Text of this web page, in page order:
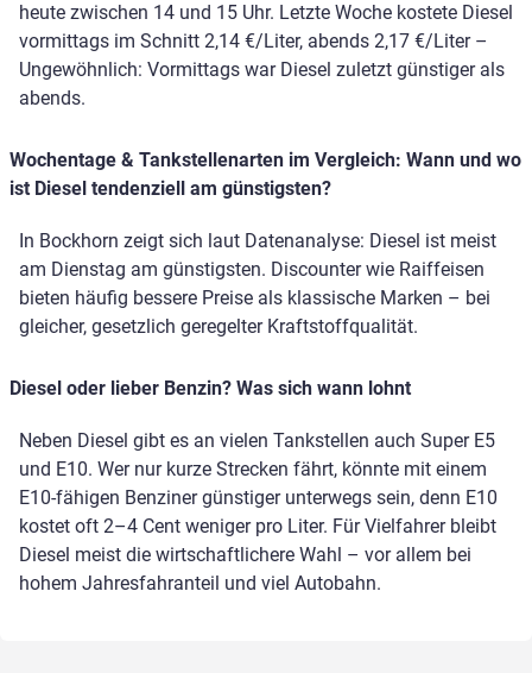
heute zwischen 14 und 15 Uhr. Letzte Woche kostete Diesel
vormittags im Schnitt 2,14 €/Liter, abends 2,17 €/Liter –
Ungewöhnlich: Vormittags war Diesel zuletzt günstiger als
abends.
Wochentage & Tankstellenarten im Vergleich: Wann und wo
ist Diesel tendenziell am günstigsten?
In Bockhorn zeigt sich laut Datenanalyse: Diesel ist meist
am Dienstag am günstigsten. Discounter wie Raiffeisen
bieten häufig bessere Preise als klassische Marken – bei
gleicher, gesetzlich geregelter Kraftstoffqualität.
Diesel oder lieber Benzin? Was sich wann lohnt
Neben Diesel gibt es an vielen Tankstellen auch Super E5
und E10. Wer nur kurze Strecken fährt, könnte mit einem
E10-fähigen Benziner günstiger unterwegs sein, denn E10
kostet oft 2–4 Cent weniger pro Liter. Für Vielfahrer bleibt
Diesel meist die wirtschaftlichere Wahl – vor allem bei
hohem Jahresfahranteil und viel Autobahn.